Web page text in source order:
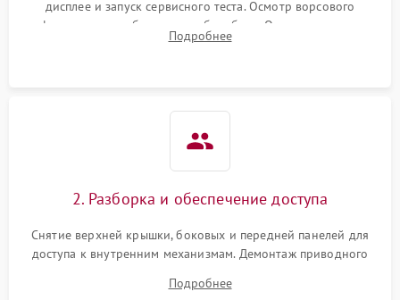
дисплее и запуск сервисного теста. Осмотр ворсового
фильтра, теплообменника и барабана. Опрос клиента о
неисправностях (не сушит, не крутит барабан, сильно шумит
Подробнее
2. Разборка и обеспечение доступа
Снятие верхней крышки, боковых и передней панелей для
доступа к внутренним механизмам. Демонтаж приводного
Обеспечение свободного доступа к ТЭНу, компрессору,
Подробнее